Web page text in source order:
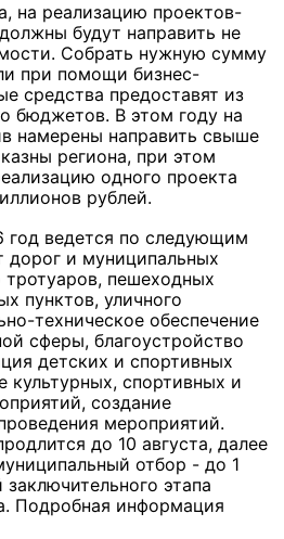
на реализацию проектов-
будут направить не
Собрать нужную сумму
при помощи бизнес-
средства предоставят из
бюджетов. В этом году на
намерены направить свыше
региона, при этом
одного проекта
рублей.
год ведется по следующим
дорог и муниципальных
тротуаров, пешеходных
пунктов, уличного
техническое обеспечение
сферы, благоустройство
детских и спортивных
культурных, спортивных и
создание
мероприятий.
до 10 августа, далее
отбор - до 1
этапа
Подробная информация